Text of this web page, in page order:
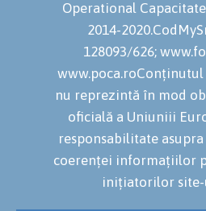
Operational
2014-
128093/626;
www.poca.roConținutul
nu reprezintă în mod
oficială a Uniuniii
responsabilitate
coerenței informațiilor
inițiatorilor